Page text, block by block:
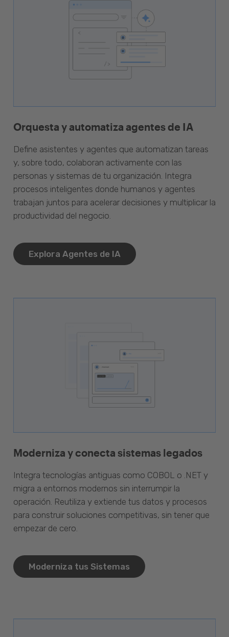
Orquesta y automatiza agentes de IA
Define asistentes y agentes que automatizan tareas
y, sobre todo, colaboran activamente con las
personas y sistemas de tu organización. Integra
procesos inteligentes donde humanos y agentes
trabajan juntos para acelerar decisiones y multiplicar la
productividad del negocio.
Explora Agentes de IA
Moderniza y conecta sistemas legados
Integra tecnologías antiguas como COBOL o .NET y
migra a entornos modernos sin interrumpir la
operación. Reutiliza y extiende tus datos y procesos
para construir soluciones competitivas, sin tener que
empezar de cero.
Moderniza tus Sistemas